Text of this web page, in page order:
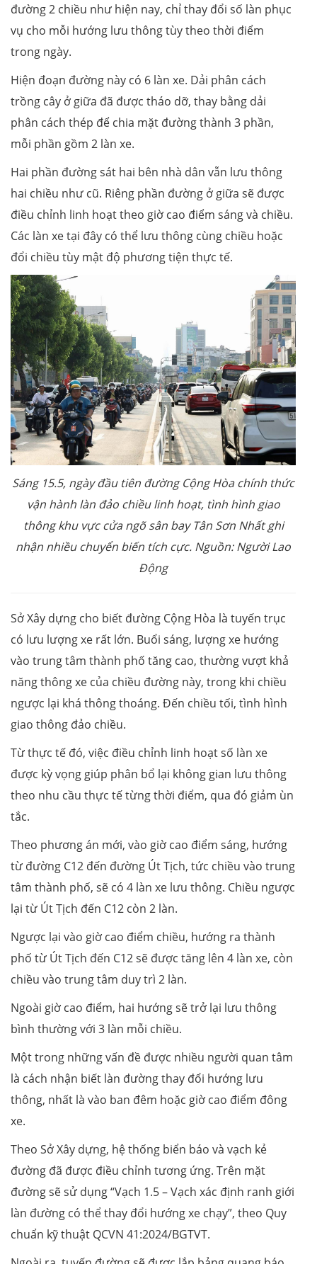
đường 2 chiều như hiện nay, chỉ thay đổi số làn phục
vụ cho mỗi hướng lưu thông tùy theo thời điểm
trong ngày.
Hiện đoạn đường này có 6 làn xe. Dải phân cách
trồng cây ở giữa đã được tháo dỡ, thay bằng dải
phân cách thép để chia mặt đường thành 3 phần,
mỗi phần gồm 2 làn xe.
Hai phần đường sát hai bên nhà dân vẫn lưu thông
hai chiều như cũ. Riêng phần đường ở giữa sẽ được
điều chỉnh linh hoạt theo giờ cao điểm sáng và chiều.
Các làn xe tại đây có thể lưu thông cùng chiều hoặc
đổi chiều tùy mật độ phương tiện thực tế.
Sáng 15.5, ngày đầu tiên đường Cộng Hòa chính thức
vận hành làn đảo chiều linh hoạt, tình hình giao
thông khu vực cửa ngõ sân bay Tân Sơn Nhất ghi
nhận nhiều chuyển biến tích cực. Nguồn: Người Lao
Động
Sở Xây dựng cho biết đường Cộng Hòa là tuyến trục
có lưu lượng xe rất lớn. Buổi sáng, lượng xe hướng
vào trung tâm thành phố tăng cao, thường vượt khả
năng thông xe của chiều đường này, trong khi chiều
ngược lại khá thông thoáng. Đến chiều tối, tình hình
giao thông đảo chiều.
Từ thực tế đó, việc điều chỉnh linh hoạt số làn xe
được kỳ vọng giúp phân bổ lại không gian lưu thông
theo nhu cầu thực tế từng thời điểm, qua đó giảm ùn
tắc.
Theo phương án mới, vào giờ cao điểm sáng, hướng
từ đường C12 đến đường Út Tịch, tức chiều vào trung
tâm thành phố, sẽ có 4 làn xe lưu thông. Chiều ngược
lại từ Út Tịch đến C12 còn 2 làn.
Ngược lại vào giờ cao điểm chiều, hướng ra thành
phố từ Út Tịch đến C12 sẽ được tăng lên 4 làn xe, còn
chiều vào trung tâm duy trì 2 làn.
Ngoài giờ cao điểm, hai hướng sẽ trở lại lưu thông
bình thường với 3 làn mỗi chiều.
Một trong những vấn đề được nhiều người quan tâm
là cách nhận biết làn đường thay đổi hướng lưu
thông, nhất là vào ban đêm hoặc giờ cao điểm đông
xe.
Theo Sở Xây dựng, hệ thống biển báo và vạch kẻ
đường đã được điều chỉnh tương ứng. Trên mặt
đường sẽ sử dụng “Vạch 1.5 – Vạch xác định ranh giới
làn đường có thể thay đổi hướng xe chạy”, theo Quy
chuẩn kỹ thuật QCVN 41:2024/BGTVT.